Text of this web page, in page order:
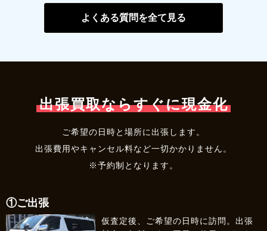
よくある質問を全て見る
出張買取ならすぐに現金化
ご希望の日時と場所に出張します。
出張費用やキャンセル料など一切かかりません。
※予約制となります。
①ご出張
仮査定後、ご希望の日時に訪問。出張